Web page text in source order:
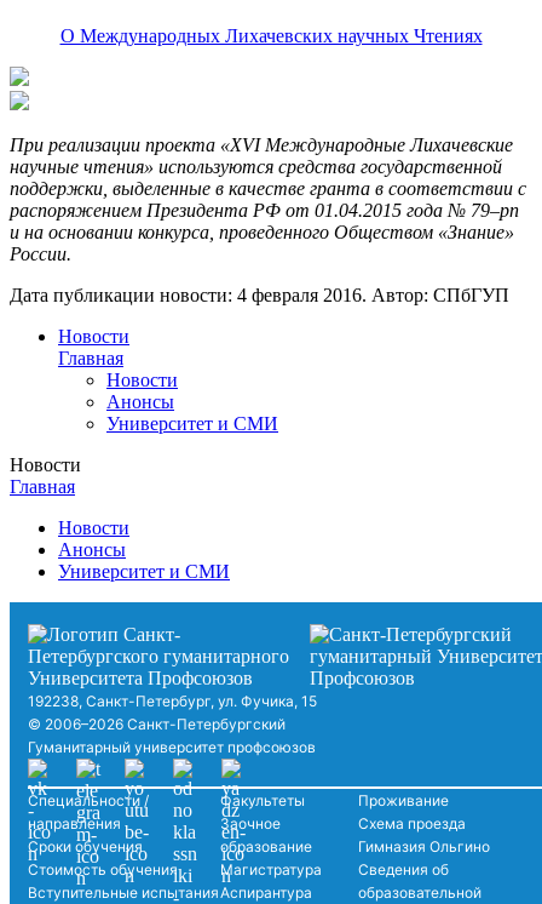
О Международных Лихачевских научных Чтениях
При реализации проекта «XVI Международные Лихачевские
научные чтения» используются средства государственной
поддержки, выделенные в качестве гранта в соответствии с
распоряжением Президента РФ от 01.04.2015 года № 79–рп
и на основании конкурса, проведенного Обществом «Знание»
России.
Дата публикации новости: 4 февраля 2016. Автор: СПбГУП
Новости
Главная
Новости
Анонсы
Университет и СМИ
Новости
Главная
Новости
Анонсы
Университет и СМИ
192238, Санкт-Петербург, ул. Фучика, 15
© 2006–2026 Санкт-Петербургский
Гуманитарный университет профсоюзов
Специальности /
направления
Сроки обучения
Стоимость обучения
Вступительные испытания
Факультеты
Заочное
образование
Магистратура
Аспирантура
Проживание
Схема проезда
Гимназия Ольгино
Сведения об
образовательной